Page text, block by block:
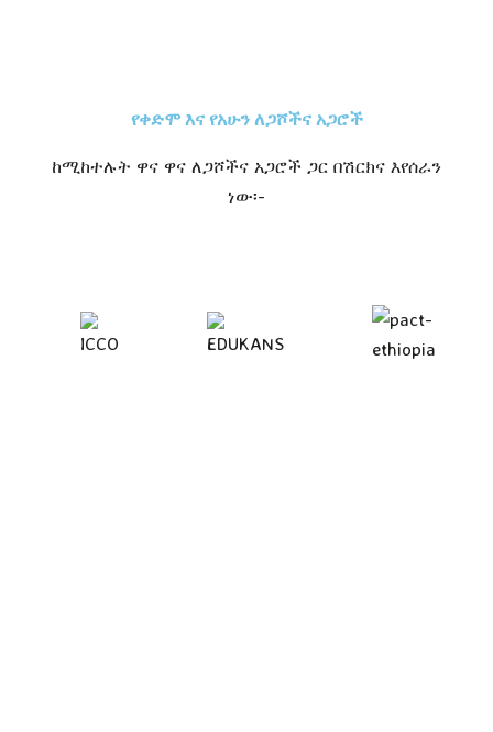
የቀድሞ እና የአሁን ለጋሾችና አጋሮች
ከሚከተሉት ዋና ዋና ለጋሾችና አጋሮች ጋር በሽርክና እየሰራን
ነው፡-